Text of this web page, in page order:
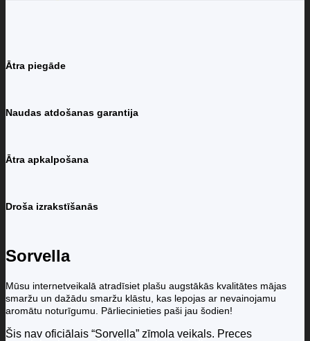
Ātra piegāde
Naudas atdošanas garantija
Ātra apkalpošana
Droša izrakstīšanās
Sorvella
Mūsu internetveikalā atradīsiet plašu augstākās kvalitātes mājas
smaržu un dažādu smaržu klāstu, kas lepojas ar nevainojamu
aromātu noturīgumu. Pārliecinieties paši jau šodien!
Šis nav oficiālais “Sorvella” zīmola veikals. Preces